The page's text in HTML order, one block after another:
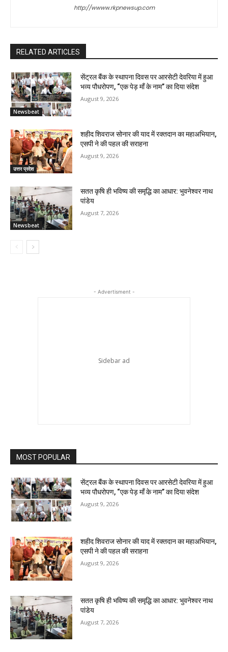
http://wwww.rkpnewsup.com
RELATED ARTICLES
Newsbeat
सेंट्रल बैंक के स्थापना दिवस पर आरसेटी देवरिया में हुआ
भव्य पौधरोपण, “एक पेड़ माँ के नाम” का दिया संदेश
August 9, 2026
उत्तर प्रदेश
शहीद शिवराज सोनार की याद में रक्तदान का महाअभियान,
एसपी ने की पहल की सराहना
August 9, 2026
Newsbeat
सतत कृषि ही भविष्य की समृद्धि का आधार: भुवनेश्वर नाथ
पांडेय
August 7, 2026
- Advertisment -
MOST POPULAR
सेंट्रल बैंक के स्थापना दिवस पर आरसेटी देवरिया में हुआ
भव्य पौधरोपण, “एक पेड़ माँ के नाम” का दिया संदेश
August 9, 2026
शहीद शिवराज सोनार की याद में रक्तदान का महाअभियान,
एसपी ने की पहल की सराहना
August 9, 2026
सतत कृषि ही भविष्य की समृद्धि का आधार: भुवनेश्वर नाथ
पांडेय
August 7, 2026